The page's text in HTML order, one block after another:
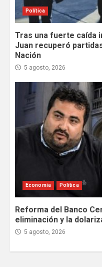
Política
Tras una fuerte caída
Juan recuperó
Nación
5 agosto, 2026
Economía Política
Reforma del Banco
eliminación y la
5 agosto, 2026